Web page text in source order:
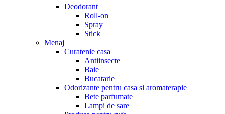
Deodorant
Roll-on
Spray
Stick
Menaj
Curatenie casa
Antiinsecte
Baie
Bucatarie
Odorizante pentru casa si aromaterapie
Bete parfumate
Lampi de sare